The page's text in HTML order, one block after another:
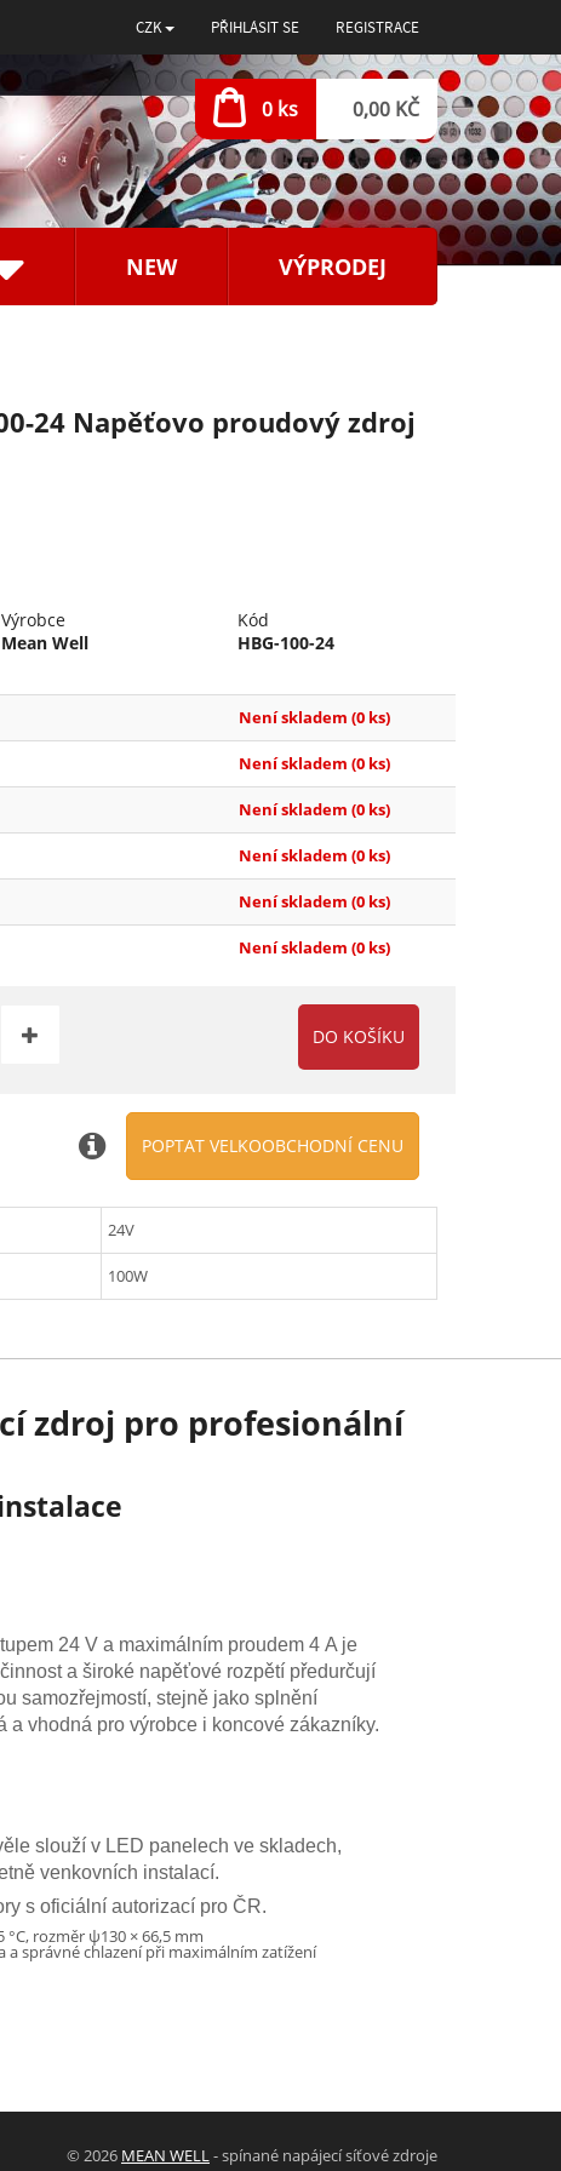
CZK PŘIHLÁSIT SE REGISTRACE
0 ks 0,00 KČ
NEW VÝPRODEJ
24 Napěťovo proudový zdroj
Výrobce
Mean Well
Kód
HBG-100-24
Není skladem (0 ks)
Není skladem (0 ks)
Není skladem (0 ks)
Není skladem (0 ks)
Není skladem (0 ks)
Není skladem (0 ks)
POPTAT VELKOOBCHODNÍ CENU
24V
100W
zdroj pro profesionální
24 V a maximálním proudem 4 A je
a široké napěťové rozpětí předurčují
samozřejmostí, stejně jako splnění
vhodná pro výrobce i koncové zákazníky.
slouží v LED panelech ve skladech,
venkovních instalací.
s oficiální autorizací pro ČR.
°C, rozměr ψ130 × 66,5 mm
správné chlazení při maximálním zatížení
© 2026 MEAN WELL - spínané napájecí síťové zdroje